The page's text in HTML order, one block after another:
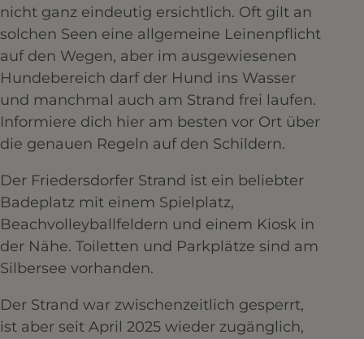
nicht ganz eindeutig ersichtlich. Oft gilt an
solchen Seen eine allgemeine Leinenpflicht
auf den Wegen, aber im ausgewiesenen
Hundebereich darf der Hund ins Wasser
und manchmal auch am Strand frei laufen.
Informiere dich hier am besten vor Ort über
die genauen Regeln auf den Schildern.
Der Friedersdorfer Strand ist ein beliebter
Badeplatz mit einem Spielplatz,
Beachvolleyballfeldern und einem Kiosk in
der Nähe. Toiletten und Parkplätze sind am
Silbersee vorhanden.
Der Strand war zwischenzeitlich gesperrt,
ist aber seit April 2025 wieder zugänglich,